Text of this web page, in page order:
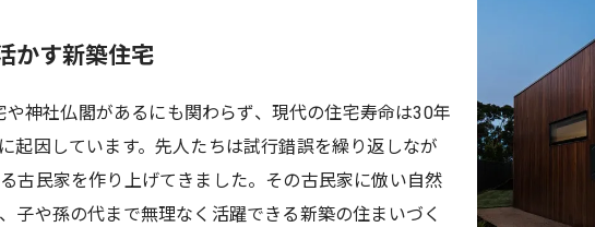
かす新築住宅
神社仏閣があるにも関わらず、現代の住宅寿命は30年
起因しています。先人たちは試行錯誤を繰り返しなが
古民家を作り上げてきました。その古民家に倣い自然
子や孫の代まで無理なく活躍できる新築の住まいづく